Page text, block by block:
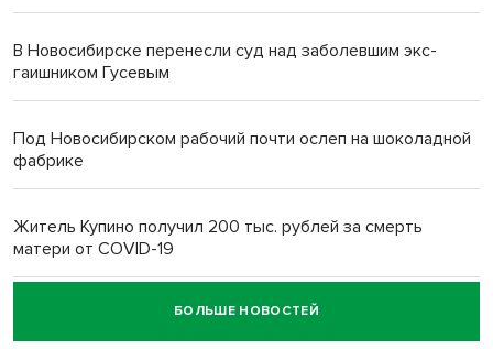
В Новосибирске перенесли суд над заболевшим экс-
гаишником Гусевым
Под Новосибирском рабочий почти ослеп на шоколадной
фабрике
Житель Купино получил 200 тыс. рублей за смерть
матери от COVID-19
Новосибирский суд наказал водителя за смерть
пенсионерки на вокзале
БОЛЬШЕ НОВОСТЕЙ